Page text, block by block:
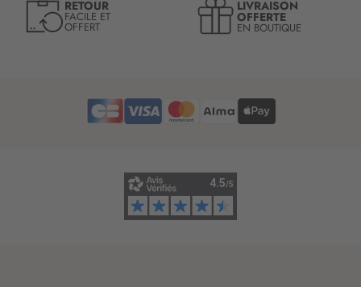
e
RETOUR
FACILE ET
OFFERT
LIVRAISON
OFFERTE
EN BOUTIQUE
: